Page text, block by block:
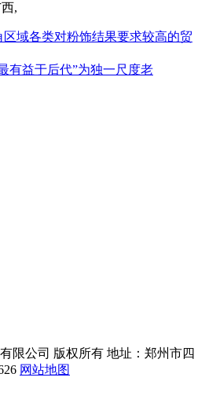
,
区域各类对粉饰结果要求较高的贸
有益于后代”为独一尺度老
限公司 版权所有 地址：郑州市四
网站地图